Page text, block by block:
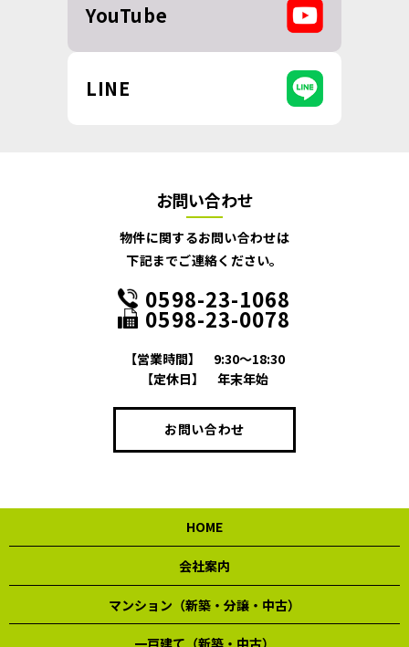
YouTube
LINE
お問い合わせ
物件に関するお問い合わせは
下記までご連絡ください。
0598-23-1068
0598-23-0078
【営業時間】
9:30～18:30
【定休日】
年末年始
お問い合わせ
HOME
会社案内
マンション（新築・分譲・中古）